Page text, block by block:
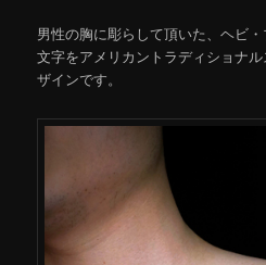
男性の胸に彫らして頂いた、ヘビ
文字をアメリカントラディショナ
ザインです。